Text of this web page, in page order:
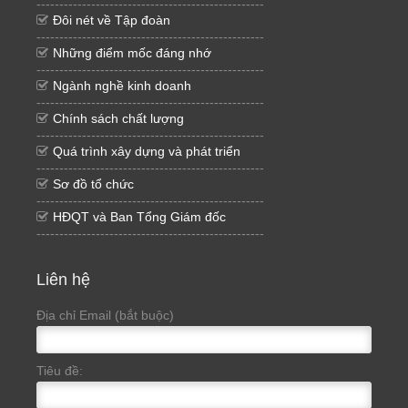
--------------------------------------------------
Đôi nét về Tập đoàn
--------------------------------------------------
Những điểm mốc đáng nhớ
--------------------------------------------------
Ngành nghề kinh doanh
--------------------------------------------------
Chính sách chất lượng
--------------------------------------------------
Quá trình xây dựng và phát triển
--------------------------------------------------
Sơ đồ tổ chức
--------------------------------------------------
HĐQT và Ban Tổng Giám đốc
--------------------------------------------------
Liên hệ
Địa chỉ Email (bắt buộc)
Tiêu đề: